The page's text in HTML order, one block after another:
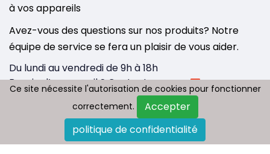
à vos appareils
Avez-vous des questions sur nos produits? Notre
équipe de service se fera un plaisir de vous aider.
Du lundi au vendredi de 9h à 18h
Besoin d’un conseil ? Contactez-nous :
info@tousbatterie.com
Substack
Ce site nécessite l'autorisation de cookies pour fonctionner
correctement.
Accepter
politique de confidentialité
Ce site nécessite l'autorisation de cookies pour fonctionner
correctement.
Accepter
politique de confidentialité